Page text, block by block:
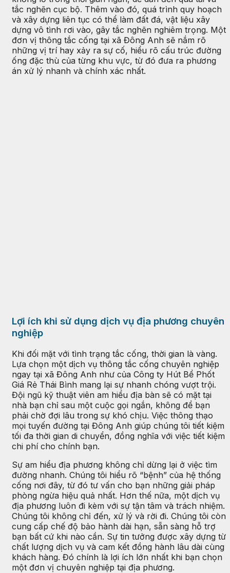
tắc nghẽn cục bộ. Thêm vào đó, quá trình quy hoạch
và xây dựng liên tục có thể làm đất đá, vật liệu xây
dựng vô tình rơi vào, gây tắc nghẽn nghiêm trọng. Một
đơn vị thông tắc cống tại xã Đông Anh sẽ nắm rõ
những vị trí hay xảy ra sự cố, hiểu rõ cấu trúc đường
ống đặc thù của từng khu vực, từ đó đưa ra phương
án xử lý nhanh và chính xác nhất.
Lợi ích khi sử dụng dịch vụ địa phương chuyên
nghiệp
Khi đối mặt với tình trạng tắc cống, thời gian là vàng.
Lựa chọn một dịch vụ thông tắc cống chuyên nghiệp
ngay tại xã Đông Anh như của Công ty Hút Bể Phốt
Giá Rẻ Thái Bình mang lại sự nhanh chóng vượt trội.
Đội ngũ kỹ thuật viên am hiểu địa bàn sẽ có mặt tại
nhà bạn chỉ sau một cuộc gọi ngắn, không để bạn
phải chờ đợi lâu trong sự khó chịu. Việc thông thạo
mọi tuyến đường tại Đông Anh giúp chúng tôi tiết kiệm
tối đa thời gian di chuyển, đồng nghĩa với việc tiết kiệm
chi phí cho chính bạn.
Sự am hiểu địa phương không chỉ dừng lại ở việc tìm
đường nhanh. Chúng tôi hiểu rõ “bệnh” của hệ thống
cống nơi đây, từ đó tư vấn cho bạn những giải pháp
phòng ngừa hiệu quả nhất. Hơn thế nữa, một dịch vụ
địa phương luôn đi kèm với sự tận tâm và trách nhiệm.
Chúng tôi không chỉ đến, xử lý và rời đi. Chúng tôi còn
cung cấp chế độ bảo hành dài hạn, sẵn sàng hỗ trợ
bạn bất cứ khi nào cần. Sự tin tưởng được xây dựng từ
chất lượng dịch vụ và cam kết đồng hành lâu dài cùng
khách hàng. Đó chính là lợi ích lớn nhất khi bạn chọn
một đơn vị chuyên nghiệp tại địa phương.